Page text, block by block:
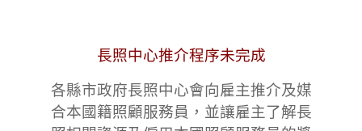
長照中心推介程序未完成
各縣市政府長照中心會向雇主推介及媒
合本國籍照顧服務員，並讓雇主了解長